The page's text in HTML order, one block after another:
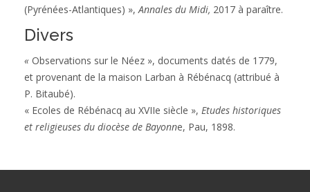
(Pyrénées-Atlantiques) », Annales du Midi, 2017 à paraître.
Divers
« Observations sur le Néez », documents datés de 1779,
et provenant de la maison Larban à Rébénacq (attribué à
P. Bitaubé).
« Ecoles de Rébénacq au XVIIe siècle », Etudes historiques
et religieuses du diocèse de Bayonne, Pau, 1898.